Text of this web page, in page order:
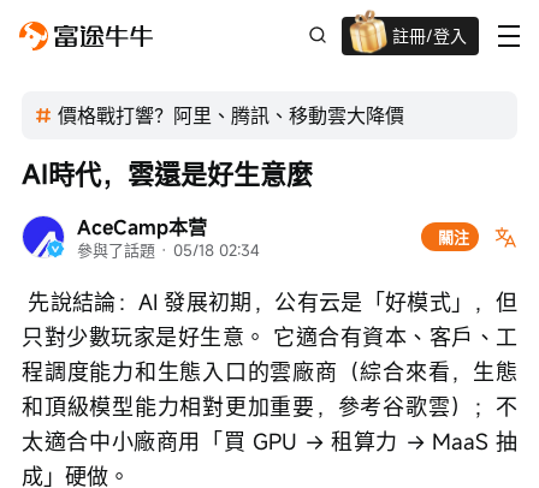
註冊/登入
高達過千蚊獎賞
價格戰打響？阿里、腾訊、移動雲大降價
AceCamp本营
參與了話題 · 05/18 02:34
關注
AI時代，雲還是好生意麼
只對少數玩家是好生意。 它適合有資本、客戶、工
程調度能力和生態入口的雲廠商（綜合來看，生態
和頂級模型能力相對更加重要，參考谷歌雲）；不
太適合中小廠商用「買 GPU → 租算力 → MaaS 抽
成」硬做。